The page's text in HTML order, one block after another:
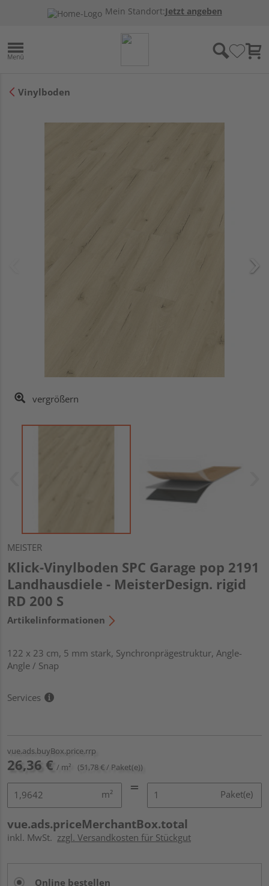
Mein Standort:Jetzt angeben
Vinylboden
vergrößern
MEISTER
Klick-Vinylboden SPC Garage pop 2191
Landhausdiele - MeisterDesign. rigid
RD 200 S
Artikelinformationen
122 x 23 cm, 5 mm stark, Synchronprägestruktur, Angle-
Angle / Snap
Services
vue.ads.buyBox.price.rrp
26,36 € / m² (51,78 € / Paket(e))
m² Paket(e)
vue.ads.priceMerchantBox.total
inkl. MwSt. zzgl. Versandkosten für Stückgut
Online bestellen